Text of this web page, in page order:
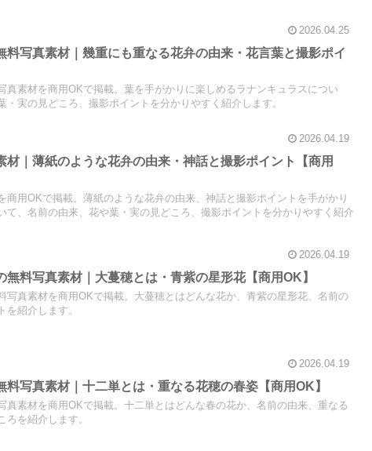
2026.04.25
料写真素材｜幾重にも重なる花弁の由来・花言葉と撮影ポイ
真素材を商用OKで掲載。葉を手がかりに楽しめるラナンキュラスについ
・実の見どころ、撮影ポイントを分かりやすく紹介します。
2026.04.19
材｜薄紙のような花弁の由来・神話と撮影ポイント【商用
商用OKで掲載。薄紙のような花弁の由来、神話と撮影ポイントを手がかり
て、名前の由来、花や葉・実の見どころ、撮影ポイントを分かりやすく紹介
2026.04.19
無料写真素材｜大蔓穂とは・青紫の星形花【商用OK】
写真素材を商用OKで掲載。大蔓穂とはどんな花か、青紫の星形花、名前の
を紹介します。
2026.04.19
料写真素材｜十二単とは・重なる花穂の春姿【商用OK】
真素材を商用OKで掲載。十二単とはどんな春の花か、名前の由来、重なる
ろを紹介します。